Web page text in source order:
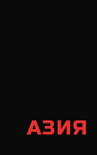
АЗИЯ